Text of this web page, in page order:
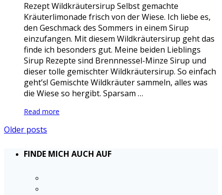
Rezept Wildkräutersirup Selbst gemachte
Kräuterlimonade frisch von der Wiese. Ich liebe es,
den Geschmack des Sommers in einem Sirup
einzufangen. Mit diesem Wildkräutersirup geht das
finde ich besonders gut. Meine beiden Lieblings
Sirup Rezepte sind Brennnessel-Minze Sirup und
dieser tolle gemischter Wildkräutersirup. So einfach
geht’s! Gemischte Wildkräuter sammeln, alles was
die Wiese so hergibt. Sparsam …
Read more
Older posts
FINDE MICH AUCH AUF